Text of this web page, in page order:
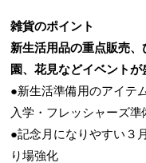
雑貨のポイント
新生活用品の重点販売
園、花見などイベントが
●新生活準備用のアイテ
入学・フレッシャーズ準
●記念月になりやすい３
り場強化